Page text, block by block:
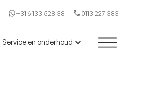
+31 6 133 528 38 0113 227 383
Service en onderhoud